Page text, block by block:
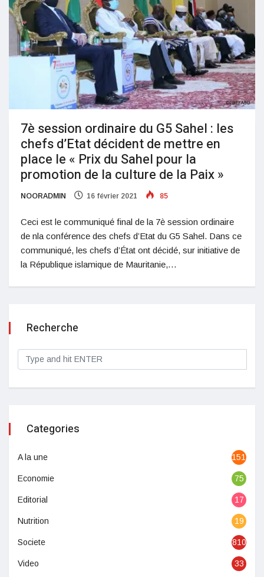
7è session ordinaire du G5 Sahel : les
chefs d’Etat décident de mettre en
place le « Prix du Sahel pour la
promotion de la culture de la Paix »
NOORADMIN 16 février 2021 85
Ceci est le communiqué final de la 7è session ordinaire
de nla conférence des chefs d’Etat du G5 Sahel. Dans ce
communiqué, les chefs d’État ont décidé, sur initiative de
la République islamique de Mauritanie,…
Recherche
Categories
A la une 1513
Economie 75
Editorial 17
Nutrition 19
Societe 810
Video 33